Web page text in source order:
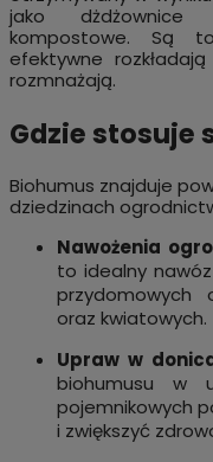
jako dżdżownice
kompostowe. Są
efektywne
rozmnażają.
Gdzie stosuje
Biohumus znajduje
dziedzinach
Nawożenia
to idealny
przydomowych
oraz kwiatowych.
Upraw w
biohumusu w
pojemnikowych
i zwiększyć